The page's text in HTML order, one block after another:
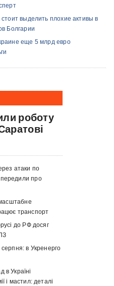
выделить плохие активы в
Болгарии
еще 5 млрд евро
роботу
атаки по
про
масштабне
транспорт
до РФ досяг
серпня: в Укренерго
в Україні
і мастил: деталі